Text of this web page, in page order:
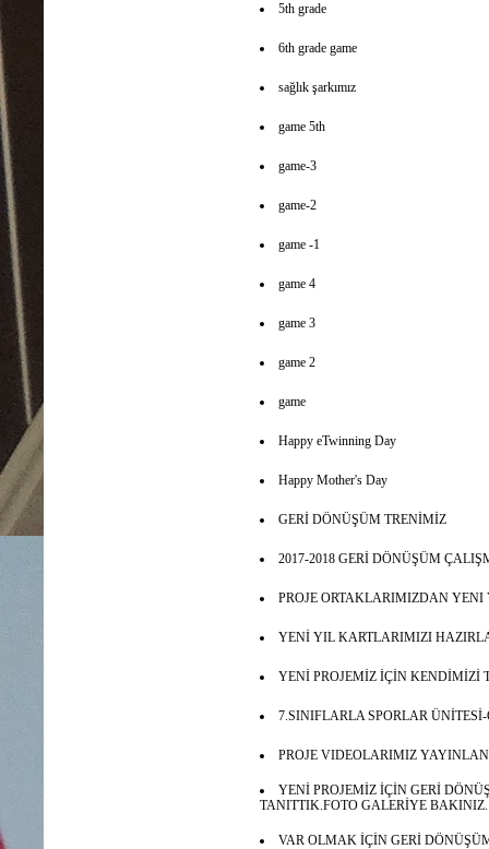
5th grade
6th grade game
sağlık şarkımız
game 5th
game-3
game-2
game -1
game 4
game 3
game 2
game
Happy eTwinning Day
Happy Mother's Day
GERİ DÖNÜŞÜM TRENİMİZ
2017-2018 GERİ DÖNÜŞÜM
PROJE ORTAKLARIMIZDAN
YENİ YIL KARTLARIMIZI
YENİ PROJEMİZ İÇİN KENDİMİZİ
7.SINIFLARLA SPORLAR
PROJE VIDEOLARIMIZ
YENİ PROJEMİZ İÇİN GERİ
TANITTIK.FOTO GALERİYE BAKINIZ.
VAR OLMAK İÇİN GERİ